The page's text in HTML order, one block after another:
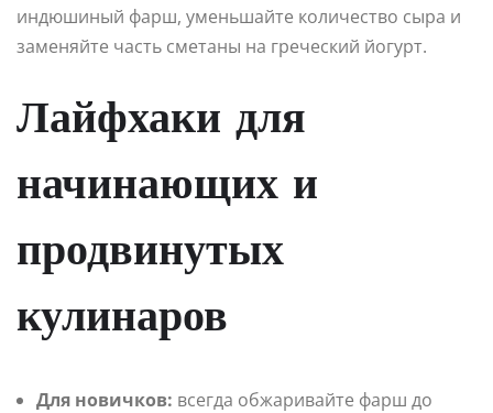
индюшиный фарш, уменьшайте количество сыра и
заменяйте часть сметаны на греческий йогурт.
Лайфхаки для
начинающих и
продвинутых
кулинаров
Для новичков: всегда обжаривайте фарш до